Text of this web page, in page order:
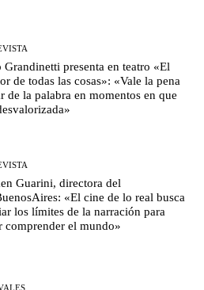
Grandinetti presenta en teatro «El
de todas las cosas»: «Vale la pena
de la palabra en momentos en que
Guarini, directora del
«El cine de lo real busca
los límites de la narración para
comprender el mundo»